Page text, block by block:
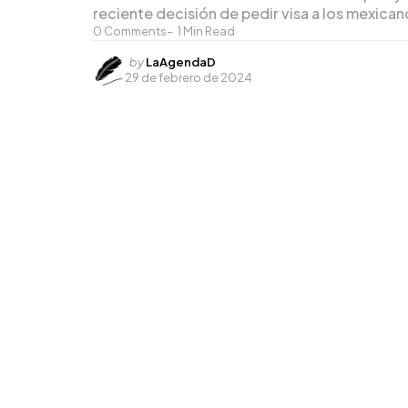
0 Comments 1 Min Read
reciente decisión de pedir visa a los
Posted
by
byLaAgendaD
29 de febrero de 2024